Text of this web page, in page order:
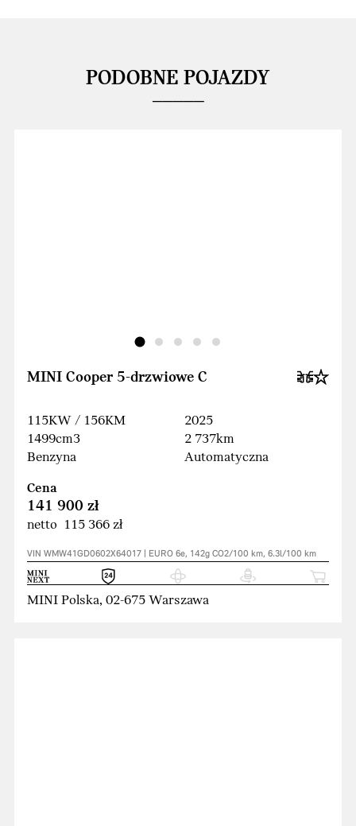
PODOBNE POJAZDY
MINI Cooper 5-drzwiowe C
115KW / 156KM
1499cm3
Benzyna
2025
2 737km
Automatyczna
Cena
141 900 zł
netto 115 366 zł
VIN WMW41GD0602X64017 | EURO 6e, 142g CO2/100 km, 6.3l/100 km
MINI Polska, 02-675 Warszawa